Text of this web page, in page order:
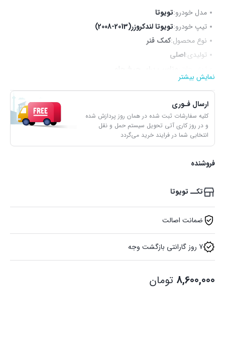
مدل خودرو:تویوتا
تیپ خودرو:تویوتا لندکروزر(2013-2008)
نوع محصول:کمک فنر
تولیدی:اصلی
نمایش بیشتر
ارسال فـوری
کلیه سفارشات ثبت شده در همان روز پردازش شده
و در روز کاری آتی تحویل سیستم حمل و نقل
انتخابی شما در فرایند خرید می‌گردد
فروشنده
تکــ تویوتا
ضمانت اصالت
7 روز گارانتی بازگشت وجه
8,600,000 تومان